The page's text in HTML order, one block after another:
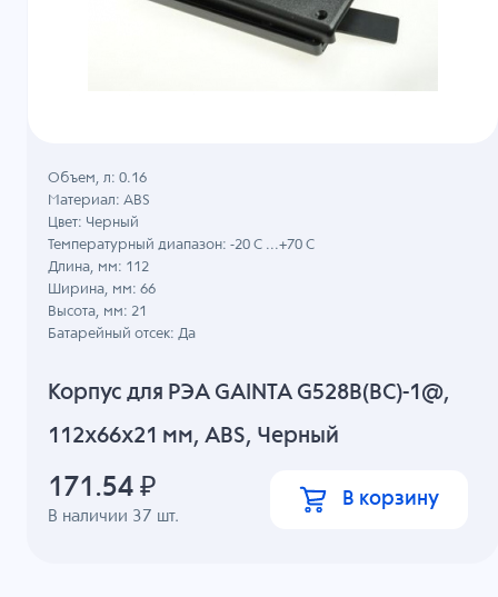
Корпус для РЭА GAINTA G528B(BC)-1@,
112x66x21 мм, ABS, Черный
В наличии 37 шт.
Объем, л: 0.16
Материал: ABS
Цвет: Черный
Температурный диапазон: -20 C ...+70 C
Длина, мм: 112
Ширина, мм: 66
Высота, мм: 21
Батарейный отсек: Да
171.54 ₽ В корзину